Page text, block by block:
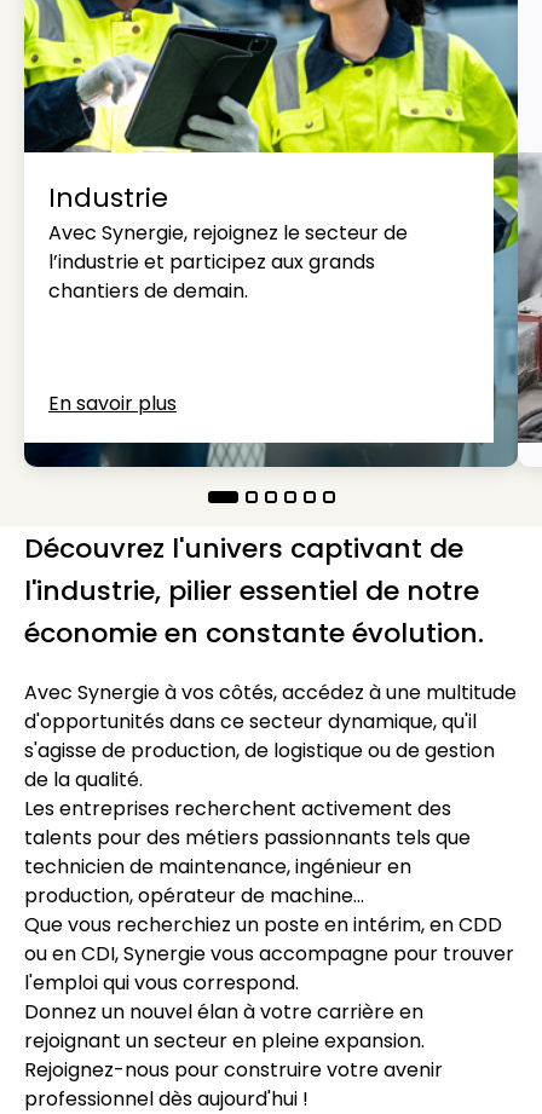
Industrie
Avec Synergie, rejoignez le secteur de
l’industrie et participez aux grands
chantiers de demain.
En savoir plus
Découvrez l'univers captivant de
l'industrie, pilier essentiel de notre
économie en constante évolution.
Avec Synergie à vos côtés, accédez à une multitude
d'opportunités dans ce secteur dynamique, qu'il
s'agisse de production, de logistique ou de gestion
de la qualité.
Les entreprises recherchent activement des
talents pour des métiers passionnants tels que
technicien de maintenance, ingénieur en
production, opérateur de machine...
Que vous recherchiez un poste en intérim, en CDD
ou en CDI, Synergie vous accompagne pour trouver
l'emploi qui vous correspond.
Donnez un nouvel élan à votre carrière en
rejoignant un secteur en pleine expansion.
Rejoignez-nous pour construire votre avenir
professionnel dès aujourd'hui !